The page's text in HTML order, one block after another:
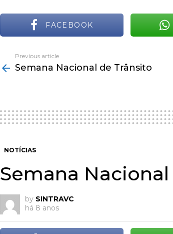
FACEBOOK
more
Previous article
Semana Nacional de Trânsito
NOTÍCIAS
Semana
by SINTRAVC
há 8 anos